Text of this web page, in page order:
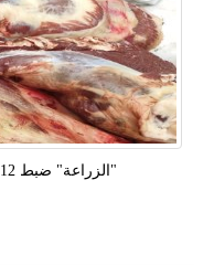
"الزراعة" ضبط 112 طن لحوم ودواجن وأسماك